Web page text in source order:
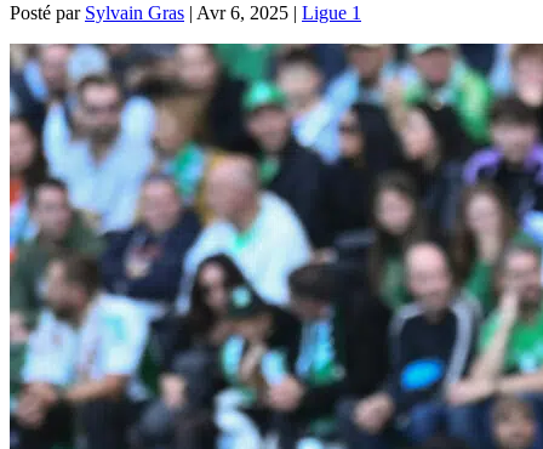
Posté par Sylvain Gras | Avr 6, 2025 | Ligue 1